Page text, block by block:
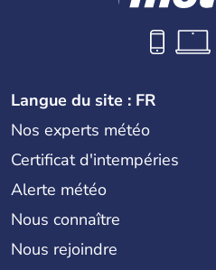
Langue du site : FR
Nos experts météo
Certificat d'intempéries
Alerte météo
Nous connaître
Nous rejoindre